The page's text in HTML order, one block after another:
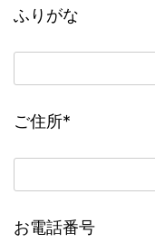
ふりがな
ご住所*
お電話番号